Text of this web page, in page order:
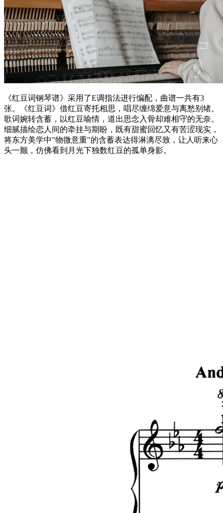
《红豆词钢琴谱》采用了E调指法进行编配，曲谱一共有3
张。《红豆词》借红豆寄托相思，唱尽缠绵爱意与离愁别绪。
歌词婉转含蓄，以红豆喻情，道出思念入骨却难相守的无奈。
细腻描绘恋人间的牵挂与期盼，既有甜蜜回忆又有苦涩现实，
将东方美学中"物微意重"的含蓄表达得淋漓尽致，让人听来心
头一颤，仿佛看到月光下独数红豆的孤单身影。